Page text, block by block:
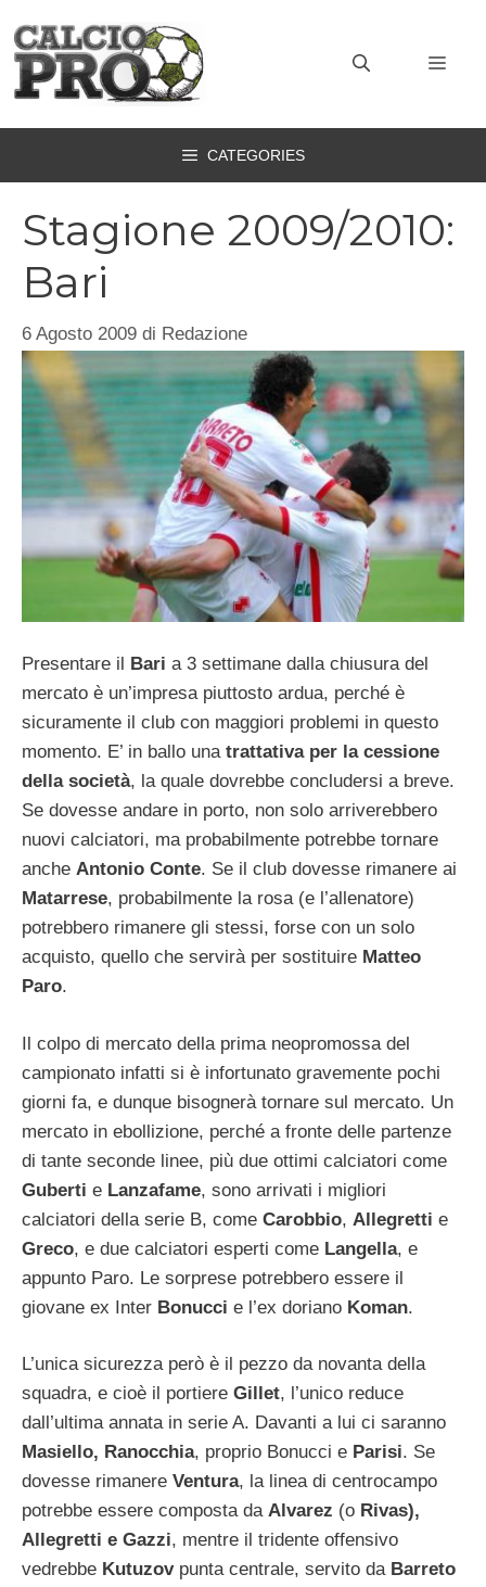
contenuto
CATEGORIES
Stagione 2009/2010:
Bari
6 Agosto 2009 di Redazione
Presentare il Bari a 3 settimane dalla chiusura del
mercato è un’impresa piuttosto ardua, perché è
sicuramente il club con maggiori problemi in questo
momento. E’ in ballo una trattativa per la cessione
della società, la quale dovrebbe concludersi a breve.
Se dovesse andare in porto, non solo arriverebbero
nuovi calciatori, ma probabilmente potrebbe tornare
anche Antonio Conte. Se il club dovesse rimanere ai
Matarrese, probabilmente la rosa (e l’allenatore)
potrebbero rimanere gli stessi, forse con un solo
acquisto, quello che servirà per sostituire Matteo
Paro.
Il colpo di mercato della prima neopromossa del
campionato infatti si è infortunato gravemente pochi
giorni fa, e dunque bisognerà tornare sul mercato. Un
mercato in ebollizione, perché a fronte delle partenze
di tante seconde linee, più due ottimi calciatori come
Guberti e Lanzafame, sono arrivati i migliori
calciatori della serie B, come Carobbio, Allegretti e
Greco, e due calciatori esperti come Langella, e
appunto Paro. Le sorprese potrebbero essere il
giovane ex Inter Bonucci e l’ex doriano Koman.
L’unica sicurezza però è il pezzo da novanta della
squadra, e cioè il portiere Gillet, l’unico reduce
dall’ultima annata in serie A. Davanti a lui ci saranno
Masiello, Ranocchia, proprio Bonucci e Parisi. Se
dovesse rimanere Ventura, la linea di centrocampo
potrebbe essere composta da Alvarez (o Rivas),
Allegretti e Gazzi, mentre il tridente offensivo
vedrebbe Kutuzov punta centrale, servito da Barreto